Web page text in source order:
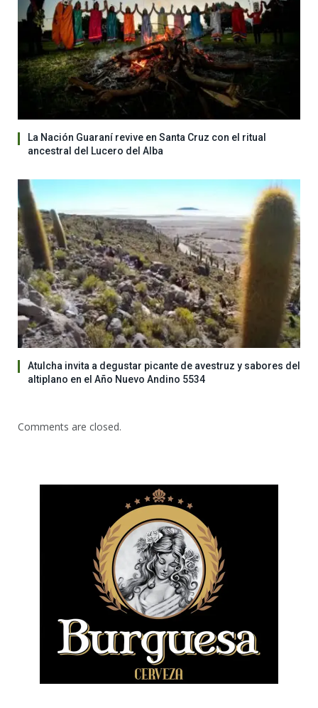
La Nación Guaraní revive en Santa Cruz con el ritual
ancestral del Lucero del Alba
Atulcha invita a degustar picante de avestruz y sabores del
altiplano en el Año Nuevo Andino 5534
Comments are closed.